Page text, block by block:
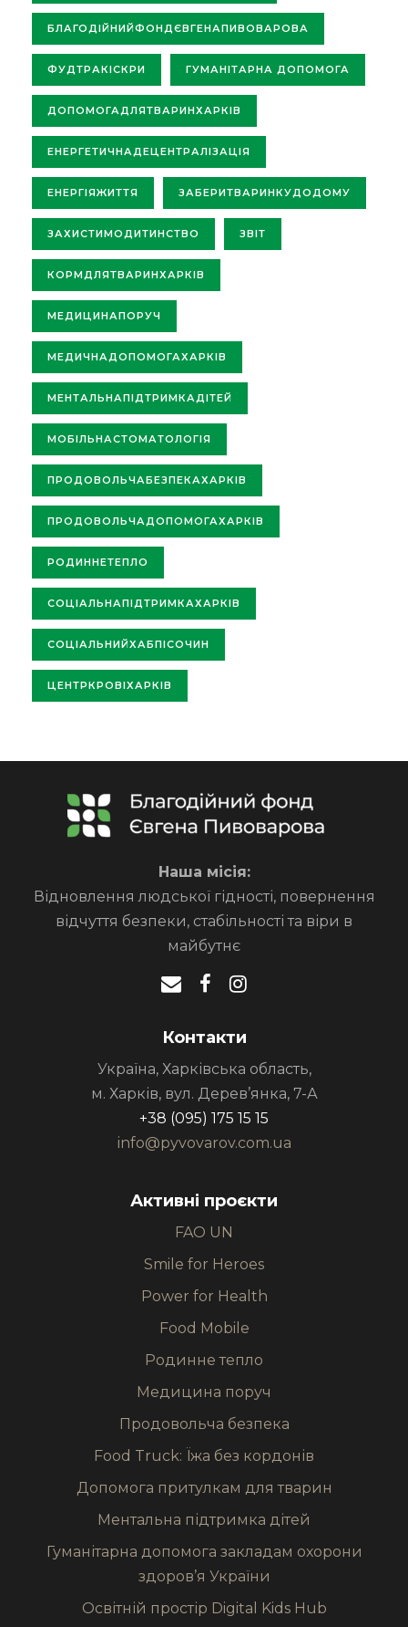
БЛАГОДІЙНИЙФОНДЄВГЕНАПИВОВАРОВА
ФУДТРАКІСКРИ ГУМАНІТАРНА ДОПОМОГА
ДОПОМОГАДЛЯТВАРИНХАРКІВ
ЕНЕРГЕТИЧНАДЕЦЕНТРАЛІЗАЦІЯ
ЕНЕРГІЯЖИТТЯ ЗАБЕРИТВАРИНКУДОДОМУ
ЗАХИСТИМОДИТИНСТВО ЗВІТ
КОРМДЛЯТВАРИНХАРКІВ
МЕДИЦИНАПОРУЧ
МЕДИЧНАДОПОМОГАХАРКІВ
МЕНТАЛЬНАПІДТРИМКАДІТЕЙ
МОБІЛЬНАСТОМАТОЛОГІЯ
ПРОДОВОЛЬЧАБЕЗПЕКАХАРКІВ
ПРОДОВОЛЬЧАДОПОМОГАХАРКІВ
РОДИННЕТЕПЛО
СОЦІАЛЬНАПІДТРИМКАХАРКІВ
СОЦІАЛЬНИЙХАБПІСОЧИН
ЦЕНТРКРОВІХАРКІВ
Наша місія:
Відновлення людської гідності, повернення
відчуття безпеки, стабільності та віри в
майбутнє
Контакти
Україна, Харківська область,
м. Харків, вул. Дерев’янка, 7-А
+38 (095) 175 15 15
info@pyvovarov.com.ua
Активні проєкти
FAO UN
Smile for Heroes
Power for Health
Food Mobile
Родинне тепло
Медицина поруч
Продовольча безпека
Food Truck: Їжа без кордонів
Допомога притулкам для тварин
Ментальна підтримка дітей
Гуманітарна допомога закладам охорони
здоров’я України
Освітній простір Digital Kids Hub